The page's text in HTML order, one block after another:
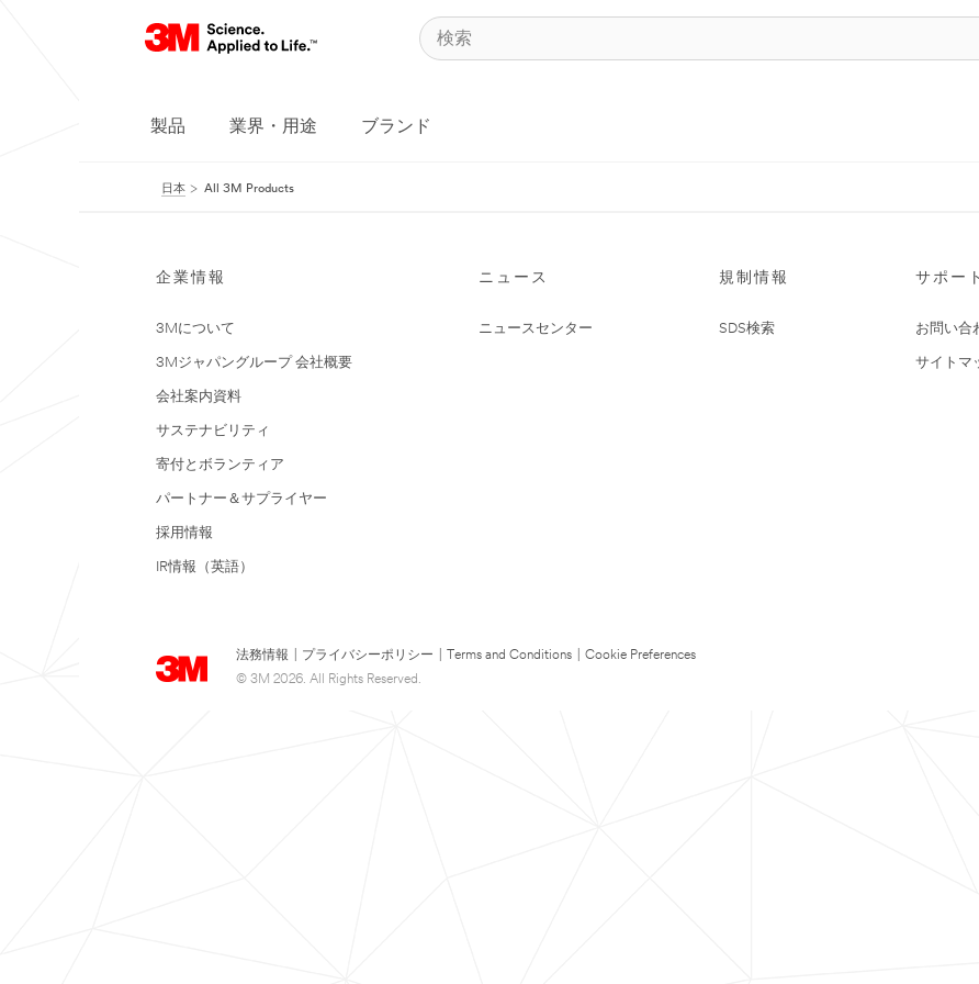
製品 業界・用途 ブランド
日本 All 3M Products
企業情報
3Mについて
3Mジャパングループ 会社概要
会社案内資料
サステナビリティ
寄付とボランティア
パートナー＆サプライヤー
採用情報
IR情報（英語）
ニュース
ニュースセンター
規制情報
SDS検索
サポート
お問い合
サイトマ
法務情報 プライバシーポリシー Terms and Conditions
Cookie Preferences
© 3M 2026. All Rights Reserved.